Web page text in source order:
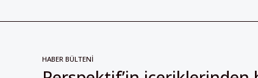
HABER BÜLTENİ